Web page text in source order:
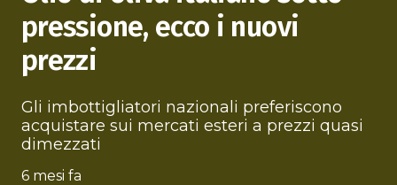
pressione, ecco i nuovi
prezzi
Gli imbottigliatori nazionali preferiscono
acquistare sui mercati esteri a prezzi quasi
dimezzati
6 mesi fa